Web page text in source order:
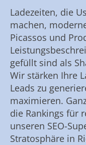
Ladezeiten, die
machen,
Picassos und
gefüllt sind als
Wir stärken Ihre
Leads zu
maximieren.
die Rankings für
unseren SEO-
Stratosphäre in